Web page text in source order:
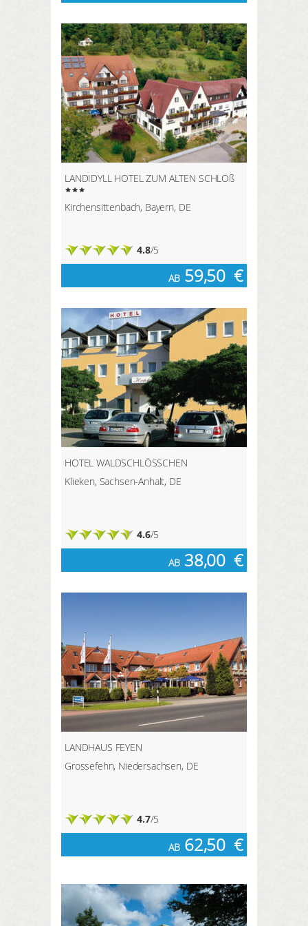
LANDIDYLL HOTEL ZUM ALTEN SCHLOß
Kirchensittenbach, Bayern, DE
4.8/5
AB 59,50 €
HOTEL WALDSCHLÖSSCHEN
Klieken, Sachsen-Anhalt, DE
4.6/5
AB 38,00 €
LANDHAUS FEYEN
Grossefehn, Niedersachsen, DE
4.7/5
AB 62,50 €